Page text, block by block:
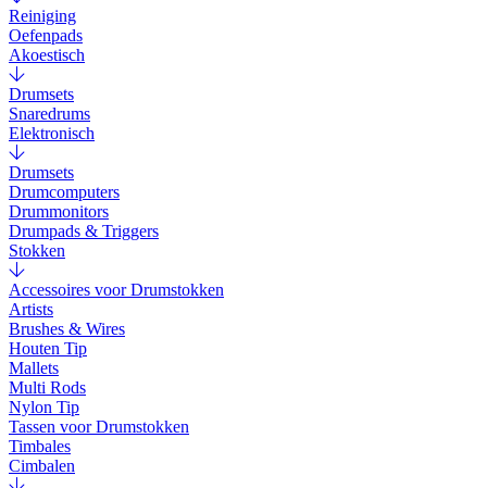
Reiniging
Oefenpads
Akoestisch
Drumsets
Snaredrums
Elektronisch
Drumsets
Drumcomputers
Drummonitors
Drumpads & Triggers
Stokken
Accessoires voor Drumstokken
Artists
Brushes & Wires
Houten Tip
Mallets
Multi Rods
Nylon Tip
Tassen voor Drumstokken
Timbales
Cimbalen